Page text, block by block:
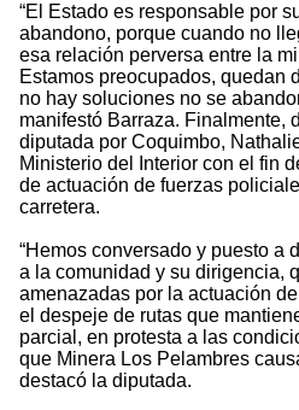
“El Estado es responsable por
abandono, porque cuando no
esa relación perversa entre la
Estamos preocupados, quedan
no hay soluciones no se
manifestó Barraza. Finalmente,
diputada por Coquimbo,
Ministerio del Interior con el fin
de actuación de fuerzas
carretera.
“Hemos conversado y puesto a
a la comunidad y su dirigencia,
amenazadas por la actuación
el despeje de rutas que
parcial, en protesta a las
que Minera Los Pelambres
destacó la diputada.